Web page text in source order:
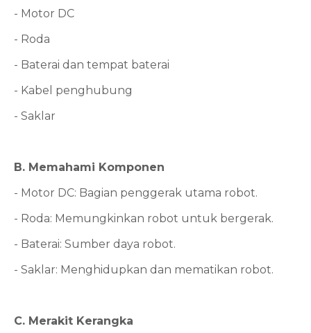
- Motor DC
- Roda
- Baterai dan tempat baterai
- Kabel penghubung
- Saklar
B. Memahami Komponen
- Motor DC: Bagian penggerak utama robot.
- Roda: Memungkinkan robot untuk bergerak.
- Baterai: Sumber daya robot.
- Saklar: Menghidupkan dan mematikan robot.
C. Merakit Kerangka